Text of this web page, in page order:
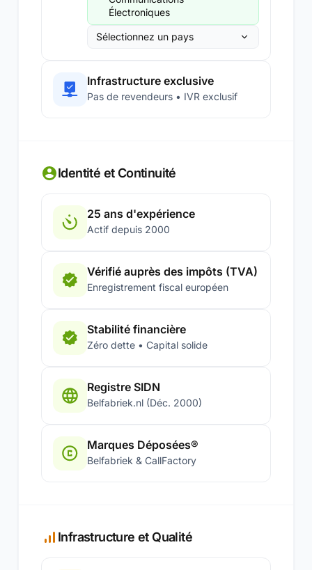
Électroniques
Sélectionnez un pays
Infrastructure exclusive
Pas de revendeurs • IVR exclusif
Identité et Continuité
25 ans d'expérience
Actif depuis 2000
Vérifié auprès des impôts (TVA)
Enregistrement fiscal européen
Stabilité financière
Zéro dette • Capital solide
Registre SIDN
Belfabriek.nl (Déc. 2000)
Marques Déposées®
Belfabriek & CallFactory
Infrastructure et Qualité